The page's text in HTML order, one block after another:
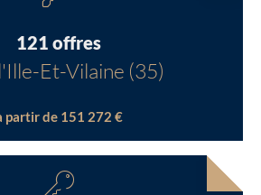
121 offres
Et-Vilaine (35)
partir de 151 272 €